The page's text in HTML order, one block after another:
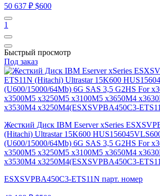
50 637 ₽ $600
1
Быстрый просмотр
Под заказ
Жесткий Диск IBM Eserver xSeries
(Hitachi) Ultrastar 15K600
(U600/15000/64Mb) 6G SAS 3,5 G2HS For
x3500M5 x3250M5 x3100M5 x3650M4
x3530M4 x3250M4(ESXSVPBA450C3-
ESXSVPBA450C3-ETS11N парт. номер